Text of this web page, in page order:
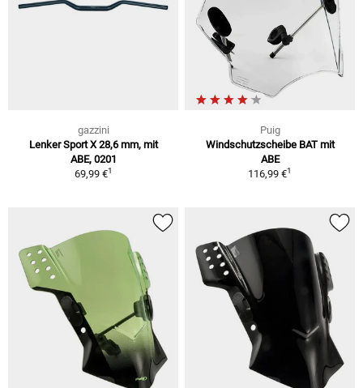
gazzini
Lenker Sport X 28,6 mm, mit
ABE, 0201
69,99 €1
Puig
Windschutzscheibe BAT mit
ABE
116,99 €1